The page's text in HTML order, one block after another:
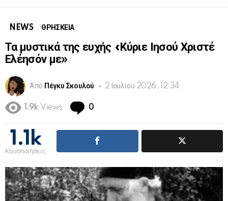
NEWS ΘΡΗΣΚΕΙΑ
Τα μυστικά της ευχής «Κύριε Ιησού Χριστέ
Ελέησόν με»
Από Πέγκυ Σκουλού 2 Ιουλίου 2026, 12:34
1.9k Views 0
1.1k
Κοινοποιήσεις